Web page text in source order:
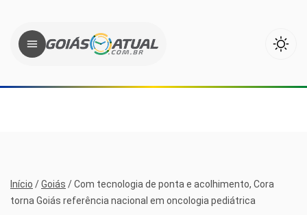
Início /Goiás /Com tecnologia de ponta e acolhimento, Cora
torna Goiás referência nacional em oncologia pediátrica